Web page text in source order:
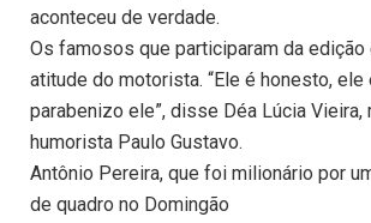
aconteceu de verdade.
Os famosos que participaram da edição
atitude do motorista. “Ele é honesto, ele
parabenizo ele”, disse Déa Lúcia Vieira,
humorista Paulo Gustavo.
Antônio Pereira, que foi milionário por
de quadro no Domingão